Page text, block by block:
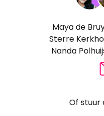
Maya de
Sterre
Nanda
Of stuur